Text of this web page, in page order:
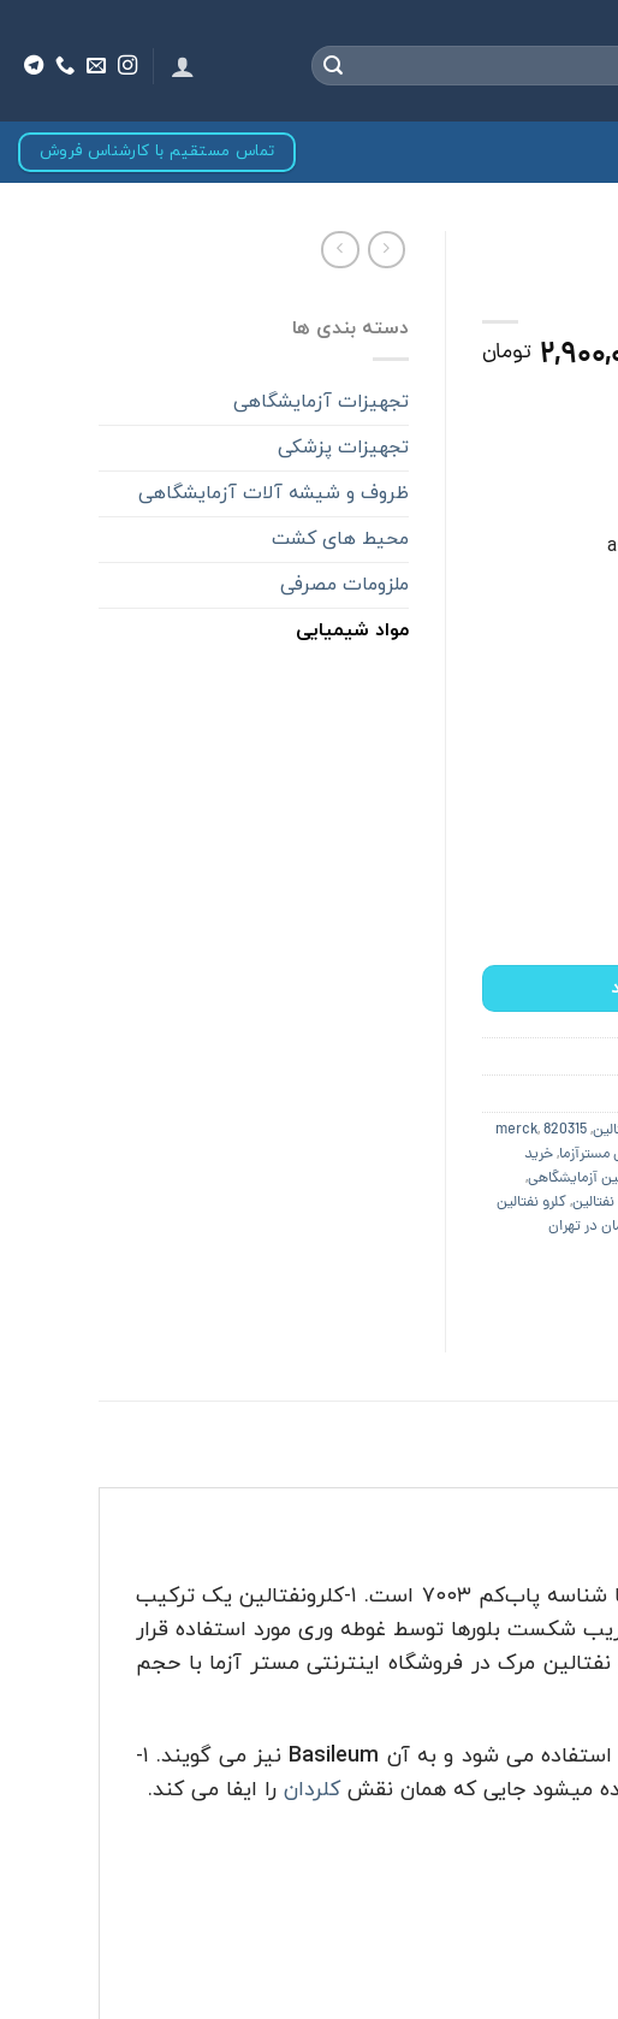
تماس مستقیم با کارشناس فروش
تومان
,
820315 merck
,
,خرید
آزمایشگاهی,
,کلرو نفتالین
در تهران
دسته بندی ها
تجهیزات آزمایشگاهی
تجهیزات پزشکی
ظروف و شیشه آلات آزمایشگاهی
محیط های کشت
ملزومات مصرفی
مواد شیمیایی
یک ترکیب شیمیایی با شناسه پاب‌کم ۷۰۰۳ است. ۱-کلرونفتالین یک ترکیب
می تواند برای تعیین ضریب شکست بلورها توسط غوطه وری مورد استفاده قرار
فروش/خرید و قیمت به روز ۱-کلرونفتالین یا کلرو نفتالین مرک در فروشگاه اینترنتی مستر آزما با حجم
می شود و به آن Basileum
نیز می گویند. ۱-
میشود جایی که همان نقشکلردان را ایفا می کند.